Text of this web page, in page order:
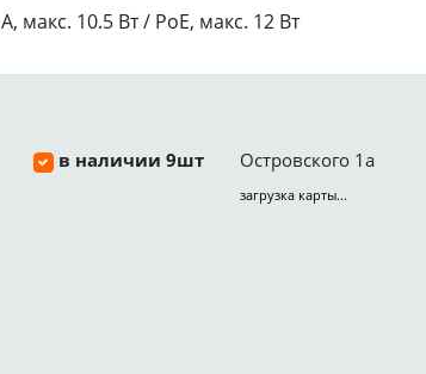
макс. 10.5 Вт / PoE, макс. 12 Вт
в наличии 9шт Островского 1а
загрузка карты...